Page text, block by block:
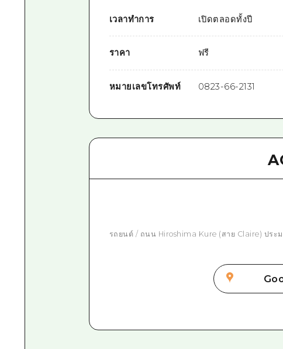
เวลาทำการ เปิดตลอดทั้งปี
ราคา ฟรี
หมายเลขโทรศัพท์ 0823-66-2131
รถยนต์ / ถนน Hiroshima Kure (สาย Claire) ประ